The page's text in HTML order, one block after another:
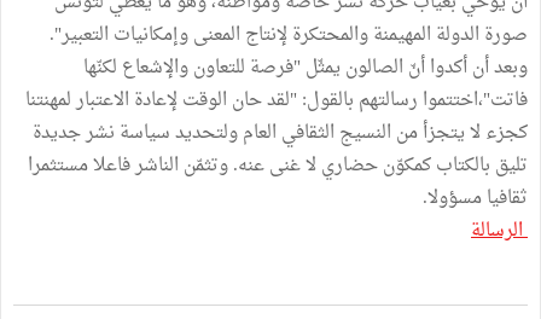
صورة الدولة المهيمنة والمحتكرة لإنتاج المعنى وإمكانيات التعبير".
وبعد أن أكدوا أنّ الصالون يمثّل "فرصة للتعاون والإشعاع لكنّها
فاتت"،اختتموا رسالتهم بالقول: "لقد حان الوقت لإعادة الاعتبار لمهنتنا
كجزء لا يتجزأ من النسيج الثقافي العام ولتحديد سياسة نشر جديدة
تليق بالكتاب كمكوّن حضاري لا غنى عنه. وتثمّن الناشر فاعلا مستثمرا
ثقافيا مسؤولا.
الرسالة